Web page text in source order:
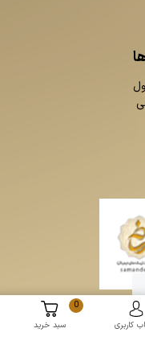
کاربری
0
سبد خرید